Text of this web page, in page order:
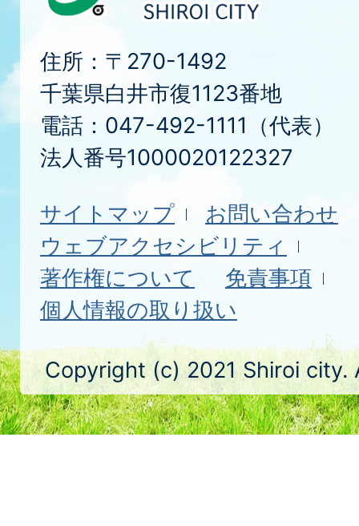
住所：〒270-1492
千葉県白井市復1123番地
電話：047-492-1111（代表）
法人番号1000020122327
サイトマップ
お問い合わせ
ウェブアクセシビリティ
著作権について
免責事項
個人情報の取り扱い
Copyright (c) 2021 Shiroi city.